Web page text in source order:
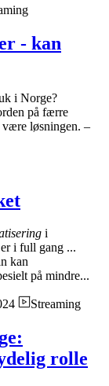
- kan
i Norge?
på færre
være løsningen. –
i
i full gang ...
kan
på mindre...
Streaming
rolle